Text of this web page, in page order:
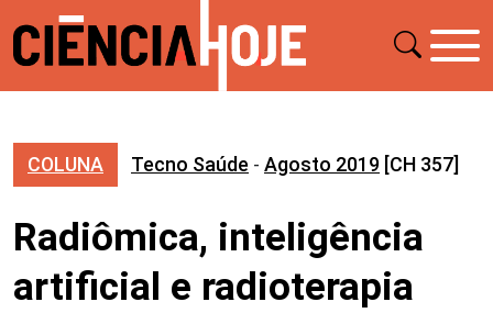
COLUNA Tecno Saúde - Agosto 2019 [CH 357]
Radiômica, inteligência
artificial e radioterapia